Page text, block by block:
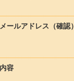
メールアドレス（確認）
内容